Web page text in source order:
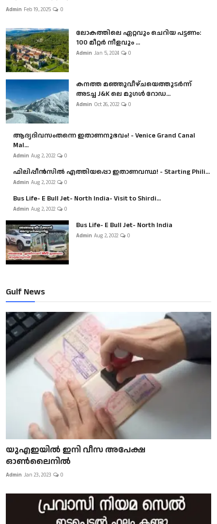
Admin Feb 19, 2025 0
ലോകത്തിലെ ഏറ്റവും ചെറിയ പട്ടണം:
100 മീറ്റർ നീളവും ...
Admin Jan 5, 2024 0
കനത്ത മഞ്ഞുവീഴ്ചയെത്തുടർന്ന്
അടച്ച J&K ലെ മുഗൾ റോഡ...
Admin Oct 26, 2022 0
ആദ്യദിവസംതന്നെ ഇതാണനുഭവം! - Venice Grand Canal
Mal...
Admin Aug 2, 2022 0
ഫിലിപ്പീൻസിൽ എത്തിയപ്പൊ ഇതാണവസ്ഥ! - Starting Phili...
Admin Aug 2, 2022 0
Bus Life- E Bull Jet- North India- Visit to Shirdi...
Admin Aug 2, 2022 0
Bus Life- E Bull Jet- North India
Admin Aug 2, 2022 0
Gulf News
യുഎഇയിൽ ഇനി വീസ അപേക്ഷ
ഓൺലൈനിൽ
Admin Jan 23, 2023 0